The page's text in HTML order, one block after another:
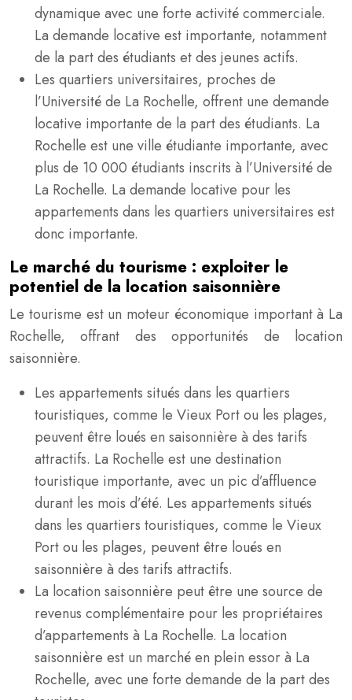
dynamique avec une forte activité commerciale.
La demande locative est importante, notamment
de la part des étudiants et des jeunes actifs.
Les quartiers universitaires, proches de
l’Université de La Rochelle, offrent une demande
locative importante de la part des étudiants. La
Rochelle est une ville étudiante importante, avec
plus de 10 000 étudiants inscrits à l’Université de
La Rochelle. La demande locative pour les
appartements dans les quartiers universitaires est
donc importante.
Le marché du tourisme : exploiter le
potentiel de la location saisonnière
Le tourisme est un moteur économique important à La
Rochelle, offrant des opportunités de location
saisonnière.
Les appartements situés dans les quartiers
touristiques, comme le Vieux Port ou les plages,
peuvent être loués en saisonnière à des tarifs
attractifs. La Rochelle est une destination
touristique importante, avec un pic d’affluence
durant les mois d’été. Les appartements situés
dans les quartiers touristiques, comme le Vieux
Port ou les plages, peuvent être loués en
saisonnière à des tarifs attractifs.
La location saisonnière peut être une source de
revenus complémentaire pour les propriétaires
d’appartements à La Rochelle. La location
saisonnière est un marché en plein essor à La
Rochelle, avec une forte demande de la part des